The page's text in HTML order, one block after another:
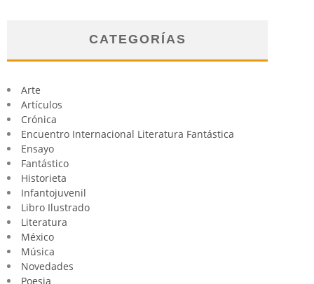
CATEGORÍAS
Arte
Artículos
Crónica
Encuentro Internacional Literatura Fantástica
Ensayo
Fantástico
Historieta
Infantojuvenil
Libro Ilustrado
Literatura
México
Música
Novedades
Poesia